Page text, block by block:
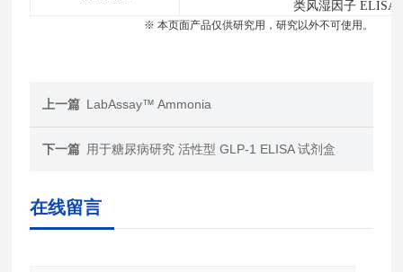
类风湿因子 ELISA
※ 本页面产品仅供研究用，研究以外不可使用。
上一篇 LabAssay™ Ammonia
下一篇 用于糖尿病研究 活性型 GLP-1 ELISA 试剂盒
在线留言